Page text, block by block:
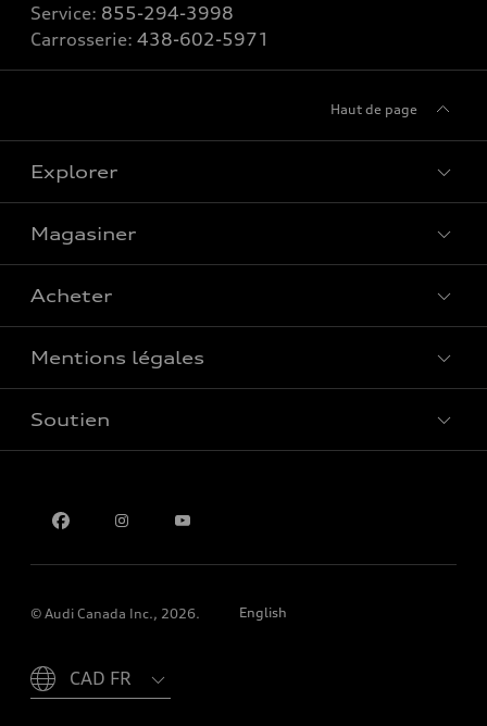
Service: 855-294-3998
Carrosserie: 438-602-5971
Haut de page
Explorer
Magasiner
Acheter
Mentions légales
Soutien
© Audi Canada Inc., 2026. English